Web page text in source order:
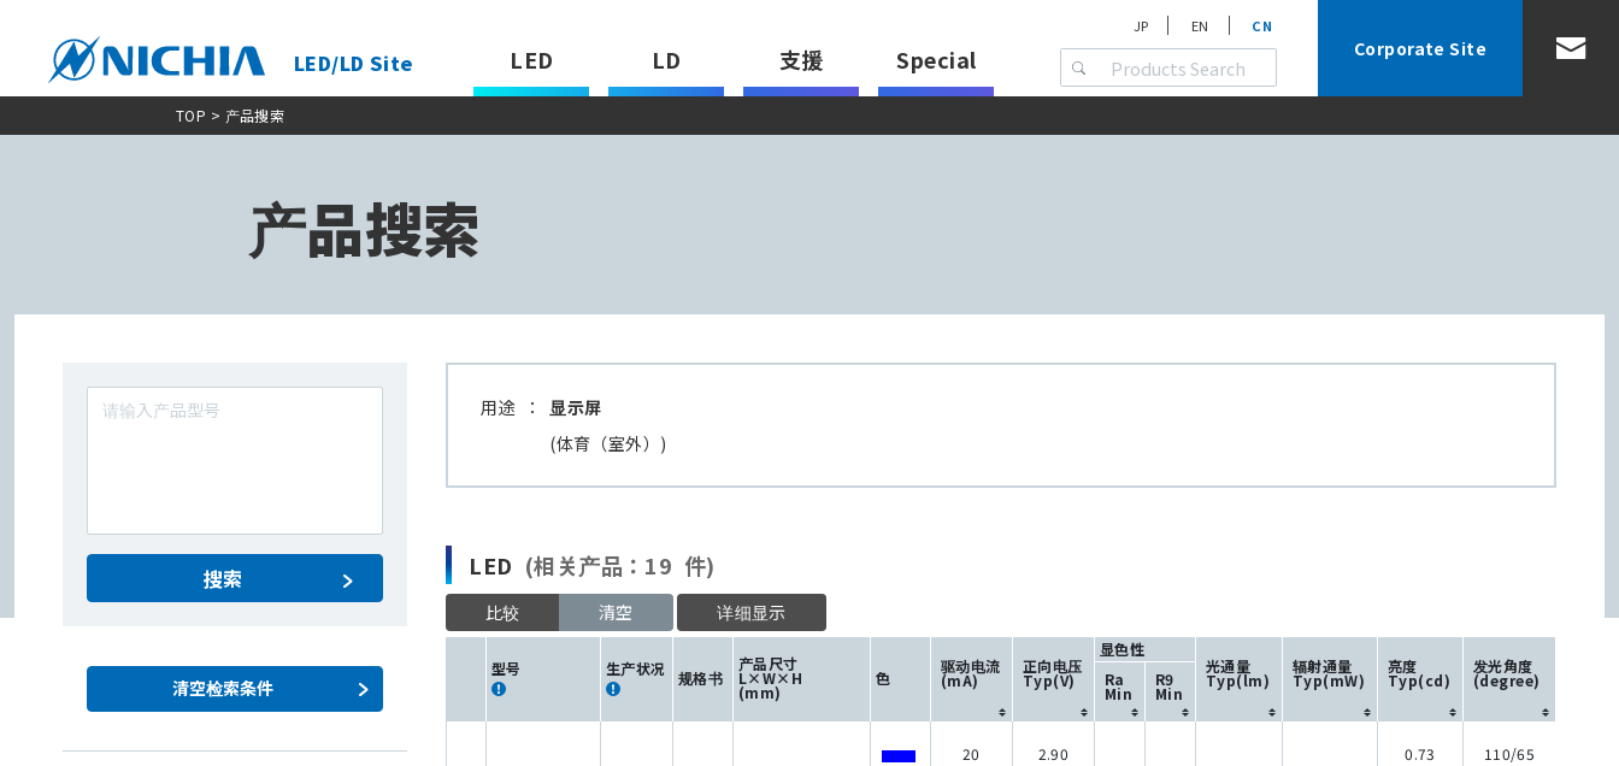
LED/LD Site LED LD 支援 Special
JP EN CN
Corporate Site
TOP > 产品搜索
产品搜索
搜索
用途 ：
显示屏
(体育（室外）)
LED (相关产品：19 件)
比较 清空 详细显示
型号 生产状况 规格书
产品尺寸
L×W×H
(mm)
色
驱动电流
(mA)
正向电压
Typ(V)
显色性
光通量
Typ(lm)
辐射通量
Typ(mW)
亮度
Typ(cd)
发光角度
(degree)
Ra
Min
R9
Min
20 2.90 0.73 110/65